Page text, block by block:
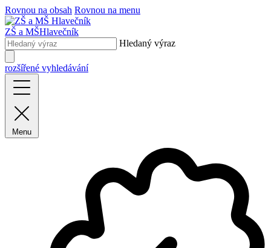
Rovnou na obsah Rovnou na menu
ZŠ a MŠHlavečník
Hledaný výraz
rozšířené vyhledávání
Menu